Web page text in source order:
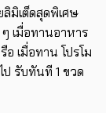
มิเต็ดสุดพิเศษ
เมื่อทานอาหาร
เมื่อทาน โปรโม
รับทันที 1 ขวด